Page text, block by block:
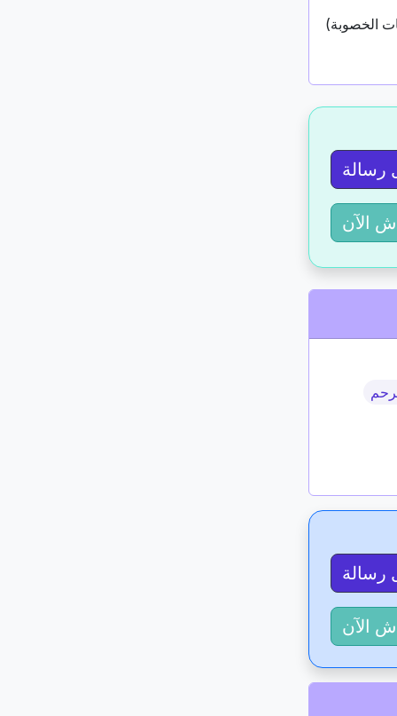
الخصوبة)
رسالة
الآن
رسالة
الآن